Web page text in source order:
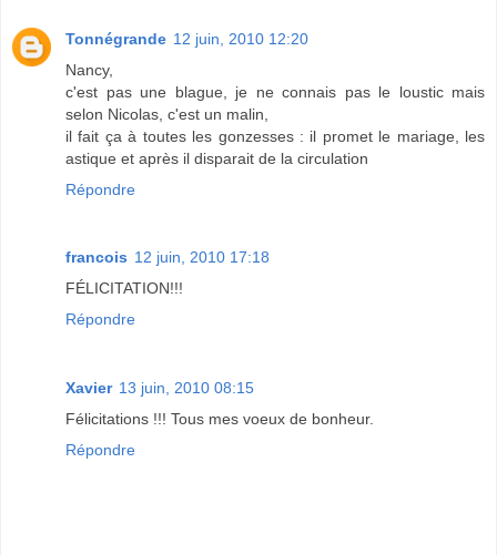
Tonnégrande 12 juin, 2010 12:20
Nancy,
c'est pas une blague, je ne connais pas le loustic mais
selon Nicolas, c'est un malin,
il fait ça à toutes les gonzesses : il promet le mariage, les
astique et après il disparait de la circulation
Répondre
francois 12 juin, 2010 17:18
FÉLICITATION!!!
Répondre
Xavier 13 juin, 2010 08:15
Félicitations !!! Tous mes voeux de bonheur.
Répondre